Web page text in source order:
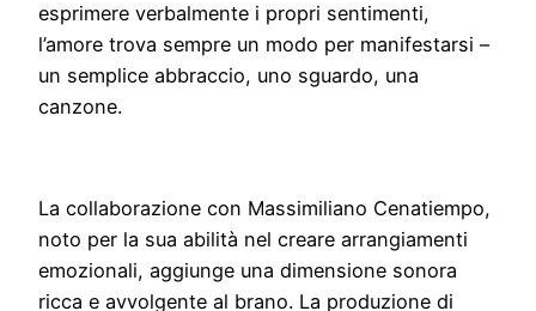
esprimere verbalmente i propri sentimenti,
l’amore trova sempre un modo per manifestarsi –
un semplice abbraccio, uno sguardo, una
canzone.
La collaborazione con Massimiliano Cenatiempo,
noto per la sua abilità nel creare arrangiamenti
emozionali, aggiunge una dimensione sonora
ricca e avvolgente al brano. La produzione di